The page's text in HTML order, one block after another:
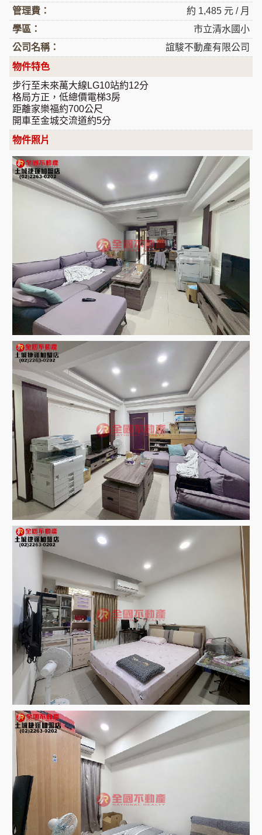
管理費：
約 1,485 元 / 月
學區：
市立清水國小
公司名稱：
誼駿不動產有限公司
物件特色
步行至未來萬大線LG10站約12分
格局方正，低總價電梯3房
距離家樂福約700公尺
開車至金城交流道約5分
物件照片